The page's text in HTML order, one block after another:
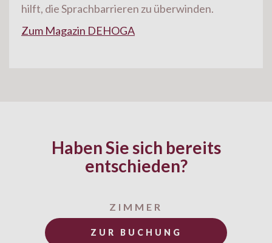
hilft, die Sprachbarrieren zu überwinden.
Zum Magazin DEHOGA
Haben Sie sich bereits
entschieden?
ZIMMER
ZUR BUCHUNG